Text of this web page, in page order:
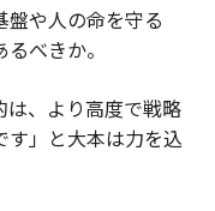
や人の命を守る
べきか。
は、より高度で戦略
す」と大本は力を込